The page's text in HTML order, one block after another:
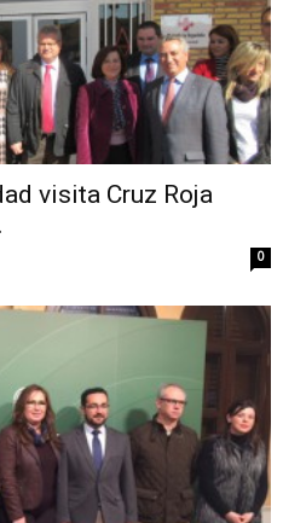
visita Cruz Roja
0